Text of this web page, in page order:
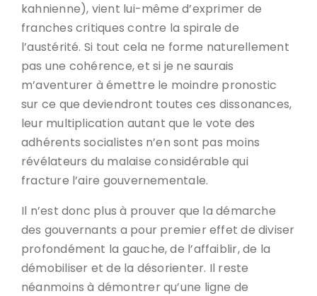
kahnienne), vient lui-même d’exprimer de
franches critiques contre la spirale de
l’austérité. Si tout cela ne forme naturellement
pas une cohérence, et si je ne saurais
m’aventurer à émettre le moindre pronostic
sur ce que deviendront toutes ces dissonances,
leur multiplication autant que le vote des
adhérents socialistes n’en sont pas moins
révélateurs du malaise considérable qui
fracture l’aire gouvernementale.
Il n’est donc plus à prouver que la démarche
des gouvernants a pour premier effet de diviser
profondément la gauche, de l’affaiblir, de la
démobiliser et de la désorienter. Il reste
néanmoins à démontrer qu’une ligne de